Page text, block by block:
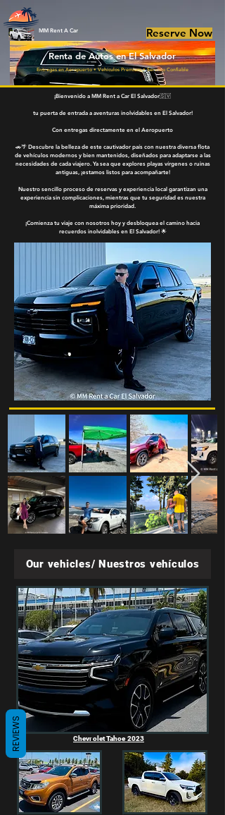
MM Rent A Car Reserve Now
Renta de Autos en El Salvador
Entregas en Aeropuerto • Vehículos Premium • Servicio Confiable
¡Bienvenido a MM Rent a Car El Salvador🇸🇻
tu puerta de entrada a aventuras inolvidables en El Salvador!
Con entregas directamente en el Aeropuerto
🚗🌴 Descubre la belleza de este cautivador país con nuestra diversa flota
de vehículos modernos y bien mantenidos, diseñados para adaptarse a las
necesidades de cada viajero. Ya sea que explores playas vírgenes o ruinas
antiguas, ¡estamos listos para acompañarte!
Nuestro sencillo proceso de reservas y experiencia local garantizan una
experiencia sin complicaciones, mientras que tu seguridad es nuestra
máxima prioridad.
¡Comienza tu viaje con nosotros hoy y desbloquea el camino hacia
recuerdos inolvidables en El Salvador! 🌟
Our vehicles/ Nuestros vehículos
Chevrolet Tahoe 2023
REVIEWS